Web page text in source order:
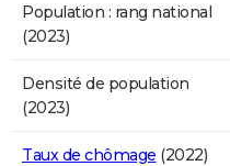
Population : rang national
(2023)
Densité de population
(2023)
Taux de chômage (2022)